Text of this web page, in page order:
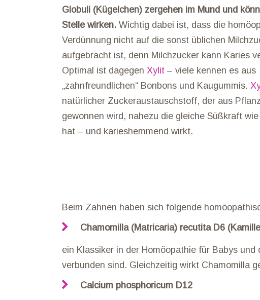
Globuli (Kügelchen) zergehen im Mund und
Stelle wirken. Wichtig dabei ist, dass die
Verdünnung nicht auf die sonst üblichen
aufgebracht ist, denn Milchzucker kann Karies
Optimal ist dagegen Xylit – viele kennen es aus
„zahnfreundlichen“ Bonbons und Kaugummis.
natürlicher Zuckeraustauschstoff, der aus
gewonnen wird, nahezu die gleiche Süßkraft
hat – und karieshemmend wirkt.
Beim Zahnen haben sich folgende
Chamomilla (Matricaria) recutita D6
ein Klassiker in der Homöopathie für Babys
verbunden sind. Gleichzeitig wirkt Chamomilla
Calcium phosphoricum D12